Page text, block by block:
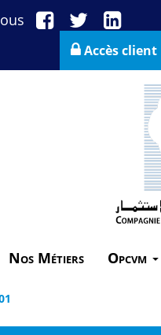
Accès client
Nos Métiers Opcvm